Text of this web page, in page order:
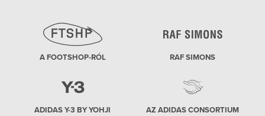
A FOOTSHOP-RÓL RAF SIMONS
ADIDAS Y-3 BY YOHJI
AZ ADIDAS CONSORTIUM